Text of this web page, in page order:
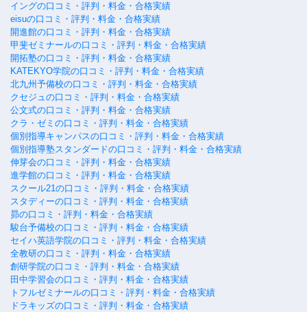
イングの口コミ・評判・料金・合格実績
eisuの口コミ・評判・料金・合格実績
開進館の口コミ・評判・料金・合格実績
甲斐ゼミナールの口コミ・評判・料金・合格実績
開拓塾の口コミ・評判・料金・合格実績
KATEKYO学院の口コミ・評判・料金・合格実績
北九州予備校の口コミ・評判・料金・合格実績
クセジュの口コミ・評判・料金・合格実績
公文式の口コミ・評判・料金・合格実績
クラ・ゼミの口コミ・評判・料金・合格実績
個別指導キャンパスの口コミ・評判・料金・合格実績
個別指導塾スタンダードの口コミ・評判・料金・合格実績
伸芽会の口コミ・評判・料金・合格実績
進学館の口コミ・評判・料金・合格実績
スクール21の口コミ・評判・料金・合格実績
スタディーの口コミ・評判・料金・合格実績
昴の口コミ・評判・料金・合格実績
駿台予備校の口コミ・評判・料金・合格実績
セイハ英語学院の口コミ・評判・料金・合格実績
全教研の口コミ・評判・料金・合格実績
創研学院の口コミ・評判・料金・合格実績
田中学習会の口コミ・評判・料金・合格実績
トフルゼミナールの口コミ・評判・料金・合格実績
ドラキッズの口コミ・評判・料金・合格実績